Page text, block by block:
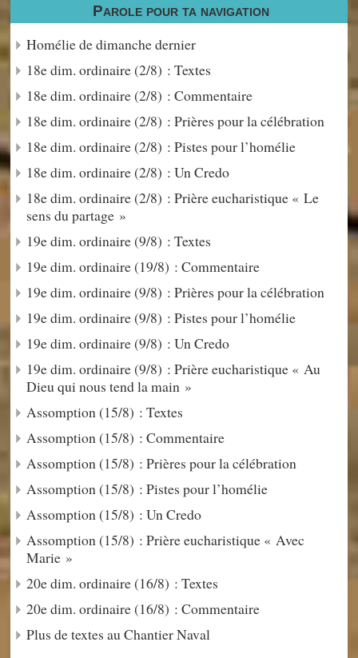
Parole pour ta navigation
Homélie de dimanche dernier
18e dim. ordinaire (2/8) : Textes
18e dim. ordinaire (2/8) : Commentaire
18e dim. ordinaire (2/8) : Prières pour la célébration
18e dim. ordinaire (2/8) : Pistes pour l’homélie
18e dim. ordinaire (2/8) : Un Credo
18e dim. ordinaire (2/8) : Prière eucharistique « Le
sens du partage »
19e dim. ordinaire (9/8) : Textes
19e dim. ordinaire (19/8) : Commentaire
19e dim. ordinaire (9/8) : Prières pour la célébration
19e dim. ordinaire (9/8) : Pistes pour l’homélie
19e dim. ordinaire (9/8) : Un Credo
19e dim. ordinaire (9/8) : Prière eucharistique « Au
Dieu qui nous tend la main »
Assomption (15/8) : Textes
Assomption (15/8) : Commentaire
Assomption (15/8) : Prières pour la célébration
Assomption (15/8) : Pistes pour l’homélie
Assomption (15/8) : Un Credo
Assomption (15/8) : Prière eucharistique « Avec
Marie »
20e dim. ordinaire (16/8) : Textes
20e dim. ordinaire (16/8) : Commentaire
Plus de textes au Chantier Naval